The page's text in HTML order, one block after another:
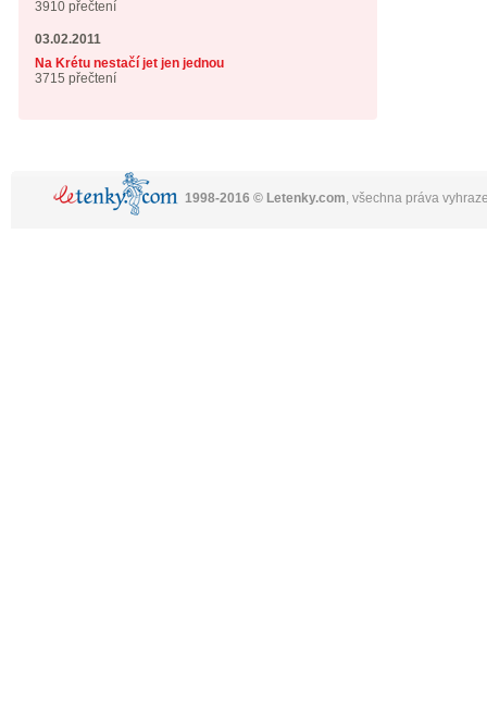
3910 přečtení
03.02.2011
Na Krétu nestačí jet jen jednou
3715 přečtení
1998-2016 © Letenky.com, všechna práva